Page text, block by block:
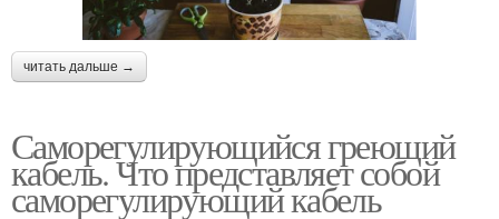
читать дальше →
Саморегулирующийся греющий
кабель. Что представляет собой
саморегулирующий кабель